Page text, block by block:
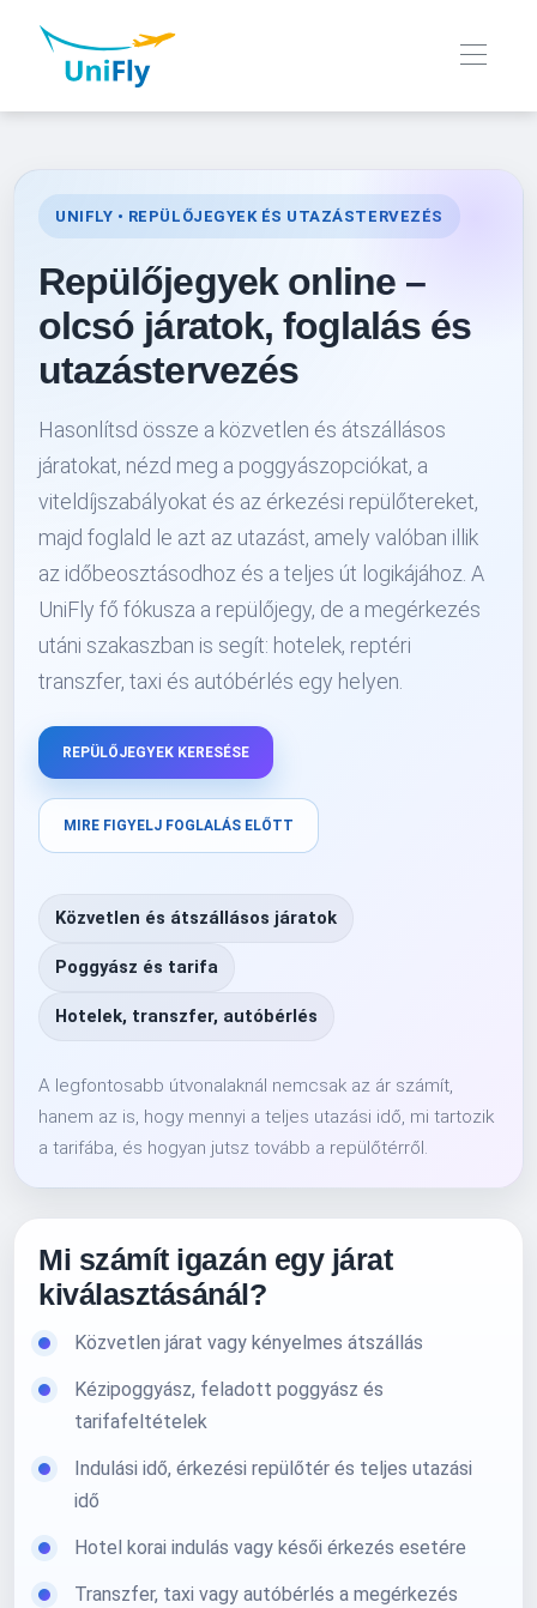
UNIFLY • REPÜLŐJEGYEK ÉS UTAZÁSTERVEZÉS
Repülőjegyek online –
olcsó járatok, foglalás és
utazástervezés
Hasonlítsd össze a közvetlen és átszállásos
járatokat, nézd meg a poggyászopciókat, a
viteldíjszabályokat és az érkezési repülőtereket,
majd foglald le azt az utazást, amely valóban illik
az időbeosztásodhoz és a teljes út logikájához. A
UniFly fő fókusza a repülőjegy, de a megérkezés
utáni szakaszban is segít: hotelek, reptéri
transzfer, taxi és autóbérlés egy helyen.
REPÜLŐJEGYEK KERESÉSE
MIRE FIGYELJ FOGLALÁS ELŐTT
Közvetlen és átszállásos járatok
Poggyász és tarifa
Hotelek, transzfer, autóbérlés
A legfontosabb útvonalaknál nemcsak az ár számít,
hanem az is, hogy mennyi a teljes utazási idő, mi tartozik
a tarifába, és hogyan jutsz tovább a repülőtérről.
Mi számít igazán egy járat
kiválasztásánál?
Közvetlen járat vagy kényelmes átszállás
Kézipoggyász, feladott poggyász és
tarifafeltételek
Indulási idő, érkezési repülőtér és teljes utazási
idő
Hotel korai indulás vagy késői érkezés esetére
Transzfer, taxi vagy autóbérlés a megérkezés